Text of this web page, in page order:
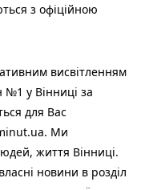
з офіційною
висвітленням
№1 у Вінниці за
для Вас
Ми
життя Вінниці.
новини в розділ